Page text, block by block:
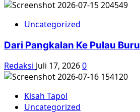
Uncategorized
Dari Pangkalan Ke Pulau
Redaksi Juli 17, 20260
Kisah Tapol
Uncategorized